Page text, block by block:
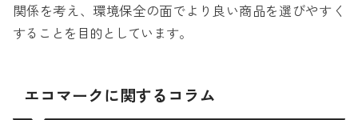
関係を考え、環境保全の面でより良い商品を選びやすく
することを目的としています。
エコマークに関するコラム